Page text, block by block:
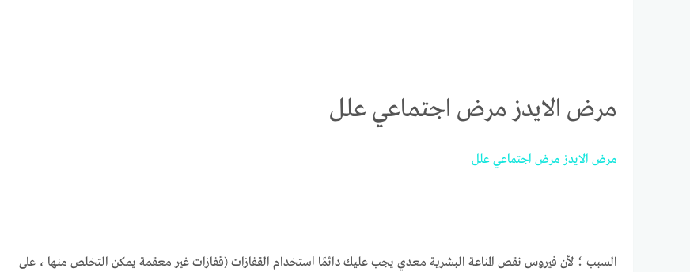
مرض الايدز مرض اجتماعي علل
مرض الايدز مرض اجتماعي علل
السبب ؛ لأن فيروس نقص المناعة البشرية معدي يجب عليك دائمًا استخدام القفازات (قفازات غير معقمة يمكن التخلص منها ، على